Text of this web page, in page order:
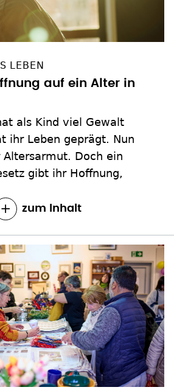
LEBEN
auf ein Alter in
als Kind viel Gewalt
ihr Leben geprägt. Nun
Doch ein
gibt ihr Hoffnung,
zum Inhalt